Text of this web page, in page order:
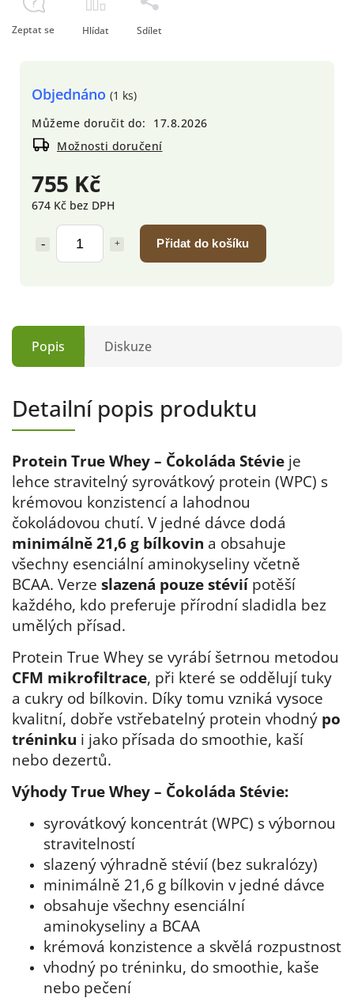
755 Kč
674 Kč bez DPH
Přidat do košíku
Objednáno (1 ks)
Můžeme doručit do:
17.8.2026
Možnosti doručení
Zeptat se Hlídat Sdílet
Popis Diskuze
Detailní popis produktu
Protein True Whey – Čokoláda Stévie je
lehce stravitelný syrovátkový protein (WPC) s
krémovou konzistencí a lahodnou
čokoládovou chutí. V jedné dávce dodá
minimálně 21,6 g bílkovin a obsahuje
všechny esenciální aminokyseliny včetně
BCAA. Verze slazená pouze stéviípotěší
každého, kdo preferuje přírodní sladidla bez
umělých přísad.
Protein True Whey se vyrábí šetrnou metodou
CFM mikrofiltrace, při které se oddělují tuky
a cukry od bílkovin. Díky tomu vzniká vysoce
kvalitní, dobře vstřebatelný protein vhodný po
tréninku i jako přísada do smoothie, kaší
nebo dezertů.
Výhody True Whey – Čokoláda Stévie:
syrovátkový koncentrát (WPC) s výbornou
stravitelností
slazený výhradně stévií (bez sukralózy)
minimálně 21,6 g bílkovin v jedné dávce
obsahuje všechny esenciální
aminokyseliny a BCAA
krémová konzistence a skvělá rozpustnost
vhodný po tréninku, do smoothie, kaše
nebo pečení